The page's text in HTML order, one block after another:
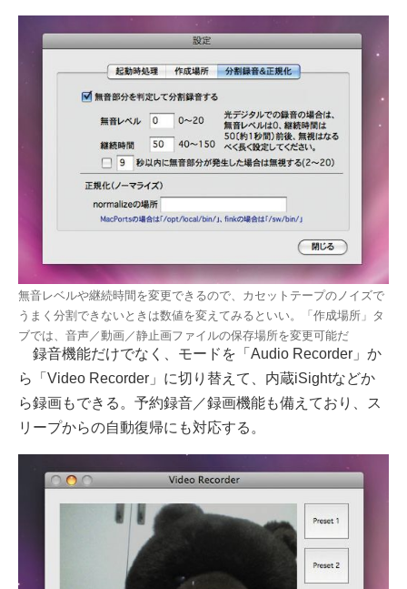
無音レベルや継続時間を変更できるので、カセットテープのノイズで
うまく分割できないときは数値を変えてみるといい。「作成場所」タ
ブでは、音声／動画／静止画ファイルの保存場所を変更可能だ
録音機能だけでなく、モードを「Audio Recorder」か
ら「Video Recorder」に切り替えて、内蔵iSightなどか
ら録画もできる。予約録音／録画機能も備えており、ス
リープからの自動復帰にも対応する。